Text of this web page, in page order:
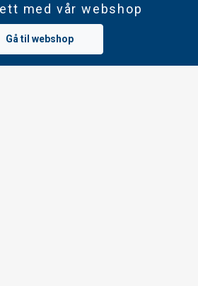
med vår webshop
Gå til webshop